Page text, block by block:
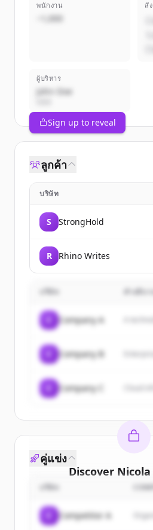
พนักงาน
~1,000
สั
ผู้บริหาร
John Doe
Sign up to reveal
ลูกค้า
บริษัท
S StrongHold
R Rhino Writes
คำอธิบาย
Company A A
Company B
Company C
Discover
Sign up for free to
ofNicola
คู่แข่ง
Competitor A